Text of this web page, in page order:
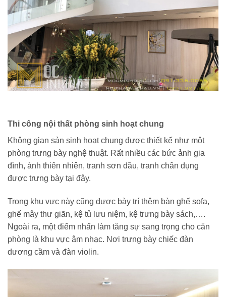
Thi công nội thất phòng sinh hoạt chung
Không gian sản sinh hoạt chung được thiết kế như một
phòng trưng bày nghệ thuật. Rất nhiều các bức ảnh gia
đình, ảnh thiên nhiên, tranh sơn dầu, tranh chân dụng
được trưng bày tại đây.
Trong khu vực này cũng được bày trí thêm bàn ghế sofa,
ghế mây thư giãn, kệ tủ lưu niệm, kệ trưng bày sách,….
Ngoài ra, một điểm nhấn làm tăng sự sang trọng cho căn
phòng là khu vực âm nhạc. Nơi trưng bày chiếc đàn
dương cầm và đàn violin.